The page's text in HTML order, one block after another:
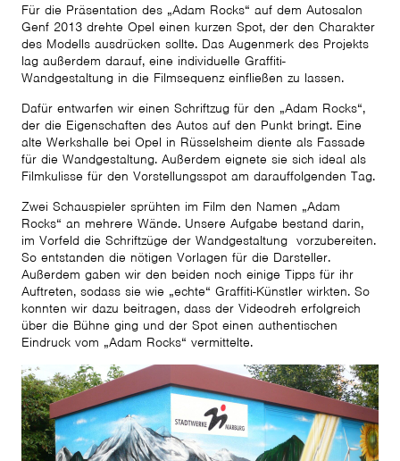
Für die Präsentation des „Adam Rocks“ auf dem Autosalon
Genf 2013 drehte Opel einen kurzen Spot, der den Charakter
des Modells ausdrücken sollte. Das Augenmerk des Projekts
lag außerdem darauf, eine individuelle Graffiti-
Wandgestaltung in die Filmsequenz einfließen zu lassen.
Dafür entwarfen wir einen Schriftzug für den „Adam Rocks“,
der die Eigenschaften des Autos auf den Punkt bringt. Eine
alte Werkshalle bei Opel in Rüsselsheim diente als Fassade
für die Wandgestaltung. Außerdem eignete sie sich ideal als
Filmkulisse für den Vorstellungsspot am darauffolgenden Tag.
Zwei Schauspieler sprühten im Film den Namen „Adam
Rocks“ an mehrere Wände. Unsere Aufgabe bestand darin,
im Vorfeld die Schriftzüge der Wandgestaltung vorzubereiten.
So entstanden die nötigen Vorlagen für die Darsteller.
Außerdem gaben wir den beiden noch einige Tipps für ihr
Auftreten, sodass sie wie „echte“ Graffiti-Künstler wirkten. So
konnten wir dazu beitragen, dass der Videodreh erfolgreich
über die Bühne ging und der Spot einen authentischen
Eindruck vom „Adam Rocks“ vermittelte.